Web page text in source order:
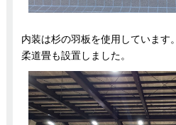
内装は杉の羽板を使用しています。
柔道畳も設置しました。